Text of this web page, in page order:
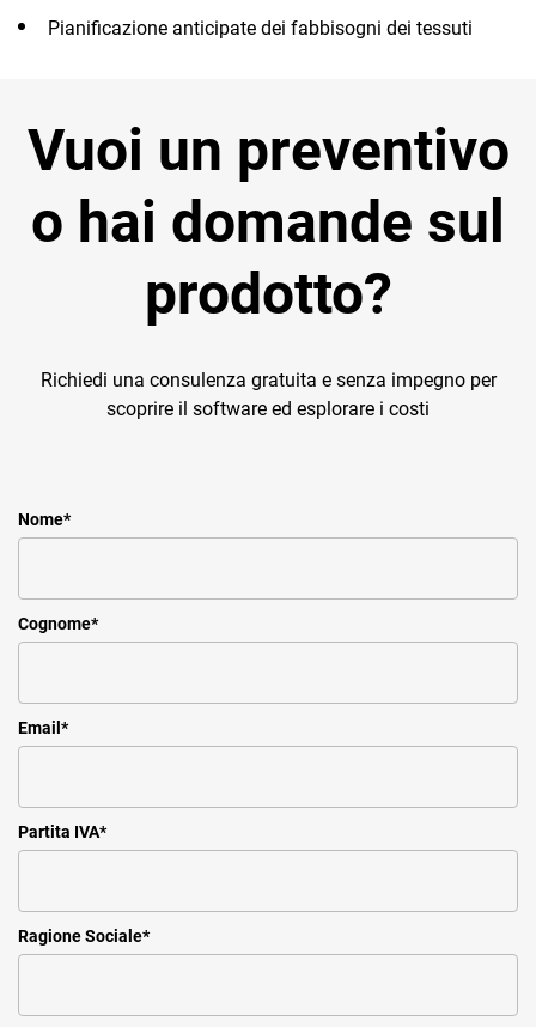
Pianificazione anticipate dei fabbisogni dei tessuti
Vuoi un preventivo
o hai domande sul
prodotto?
Richiedi una consulenza gratuita e senza impegno per
scoprire il software ed esplorare i costi
Nome*
Cognome*
Email *
Partita IVA*
Ragione Sociale*